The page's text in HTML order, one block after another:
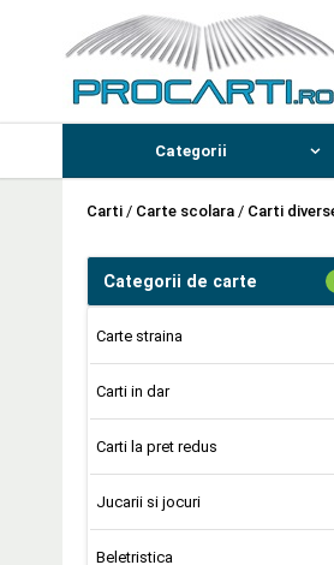
Categorii
Carti / Carte scolara / Carti
Categorii de carte
Carte straina
Carti in dar
Carti la pret redus
Jucarii si jocuri
Beletristica